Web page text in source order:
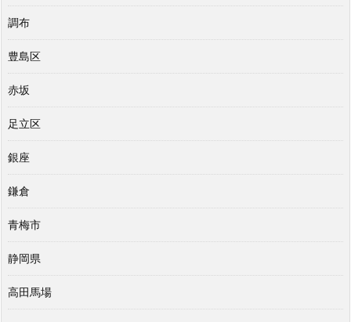
調布
豊島区
赤坂
足立区
銀座
鎌倉
青梅市
静岡県
高田馬場